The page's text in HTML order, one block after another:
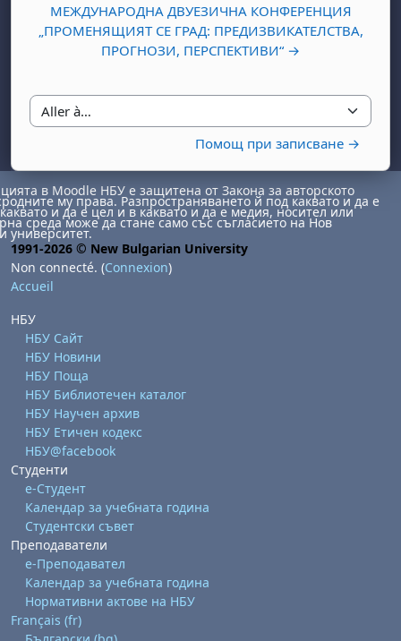
МЕЖДУНАРОДНА ДВУЕЗИЧНА КОНФЕРЕНЦИЯ
„ПРОМЕНЯЩИЯТ СЕ ГРАД: ПРЕДИЗВИКАТЕЛСТВА,
ПРОГНОЗИ, ПЕРСПЕКТИВИ“ →
Aller à…
Помощ при записване →
в Moodle НБУ е защитена от Закона за авторското
му права. Разпространяването й под каквато и да е
и да е цел и в каквато и да е медия, носител или
среда може да стане само със съгласието на Нов
университет.
1991-2026 © New Bulgarian University
Non connecté. (Connexion)
Accueil
НБУ
НБУ Сайт
НБУ Новини
НБУ Поща
НБУ Библиотечен каталог
НБУ Научен архив
НБУ Етичен кодекс
НБУ@facebook
Студенти
е-Студент
Календар за учебната година
Студентски съвет
Преподаватели
е-Преподавател
Календар за учебната година
Нормативни актове на НБУ
Français ‎(fr)‎